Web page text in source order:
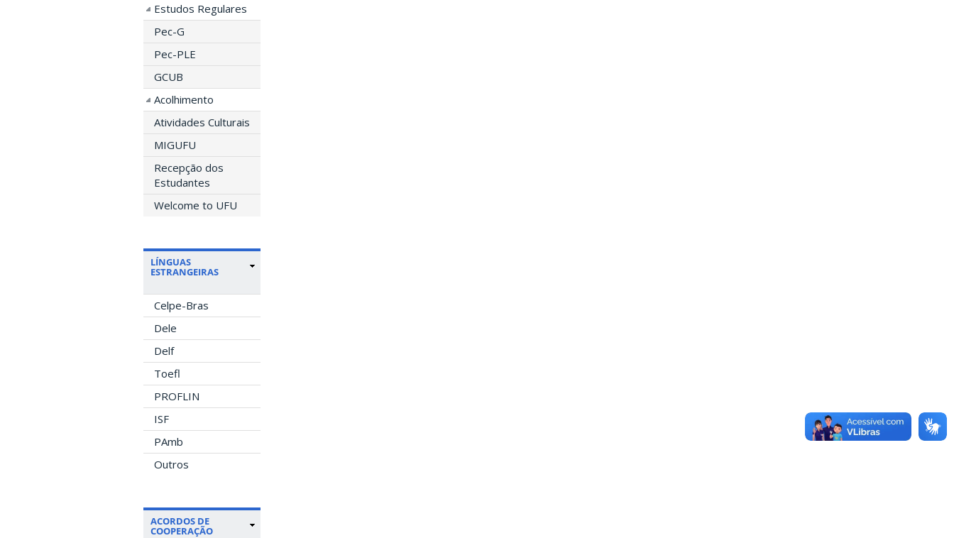
Estudos Regulares
Pec-G
Pec-PLE
GCUB
Acolhimento
Atividades Culturais
MIGUFU
Recepção dos
Estudantes
Welcome to UFU
LÍNGUAS
ESTRANGEIRAS
Celpe-Bras
Dele
Delf
Toefl
PROFLIN
ISF
PAmb
Outros
ACORDOS DE
COOPERAÇÃO